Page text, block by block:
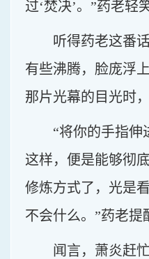
过‘焚决’。”药老轻
听得药老这番
有些沸腾，脸庞浮
那片光幕的目光时
“将你的手指伸
这样，便是能够彻
修炼方式了，光是
不会什么。”药老提
闻言，萧炎赶